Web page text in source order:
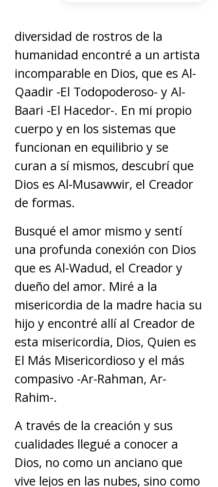
diversidad de rostros de la
humanidad encontré a un artista
incomparable en Dios, que es Al-
Qaadir -El Todopoderoso- y Al-
Baari -El Hacedor-. En mi propio
cuerpo y en los sistemas que
funcionan en equilibrio y se
curan a sí mismos, descubrí que
Dios es Al-Musawwir, el Creador
de formas.
Busqué el amor mismo y sentí
una profunda conexión con Dios
que es Al-Wadud, el Creador y
dueño del amor. Miré a la
misericordia de la madre hacia su
hijo y encontré allí al Creador de
esta misericordia, Dios, Quien es
El Más Misericordioso y el más
compasivo -Ar-Rahman, Ar-
Rahim-.
A través de la creación y sus
cualidades llegué a conocer a
Dios, no como un anciano que
vive lejos en las nubes, sino como